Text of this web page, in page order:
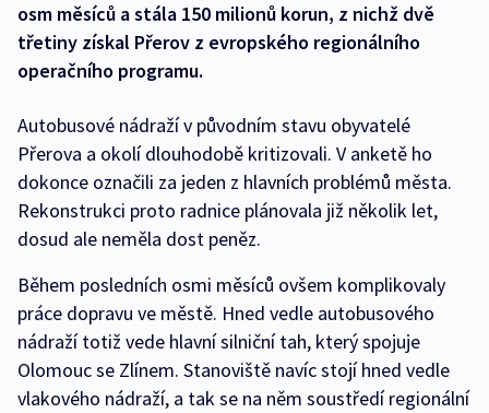
osm měsíců a stála 150 milionů korun, z nichž dvě
třetiny získal Přerov z evropského regionálního
operačního programu.
Autobusové nádraží v původním stavu obyvatelé
Přerova a okolí dlouhodobě kritizovali. V anketě ho
dokonce označili za jeden z hlavních problémů města.
Rekonstrukci proto radnice plánovala již několik let,
dosud ale neměla dost peněz.
Během posledních osmi měsíců ovšem komplikovaly
práce dopravu ve městě. Hned vedle autobusového
nádraží totiž vede hlavní silniční tah, který spojuje
Olomouc se Zlínem. Stanoviště navíc stojí hned vedle
vlakového nádraží, a tak se na něm soustředí regionální